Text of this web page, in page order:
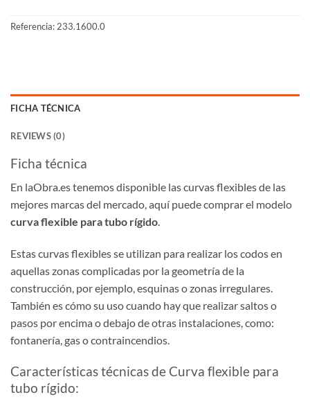
Referencia: 233.1600.0
FICHA TÉCNICA
REVIEWS (0)
Ficha técnica
En laObra.es tenemos disponible las curvas flexibles de las
mejores marcas del mercado, aquí puede comprar el modelo
curva flexible para tubo rígido.
Estas curvas flexibles se utilizan para realizar los codos en
aquellas zonas complicadas por la geometría de la
construcción, por ejemplo, esquinas o zonas irregulares.
También es cómo su uso cuando hay que realizar saltos o
pasos por encima o debajo de otras instalaciones, como:
fontanería, gas o contraincendios.
Características técnicas de Curva flexible para
tubo rígido: